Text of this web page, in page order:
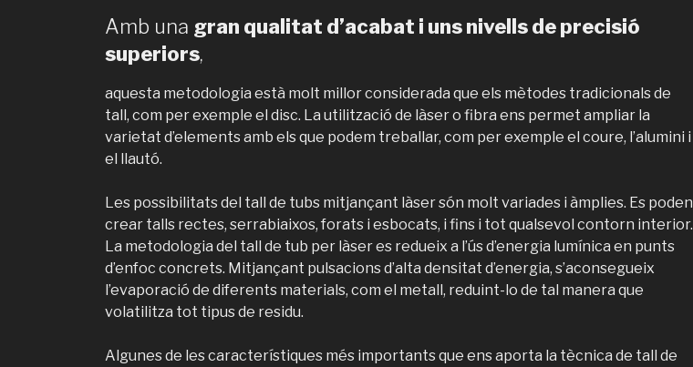
Amb una gran qualitat d’acabat i uns nivells de precisió
superiors,
aquesta metodologia està molt millor considerada que els mètodes tradicionals de
tall, com per exemple el disc. La utilització de làser o fibra ens permet ampliar la
varietat d’elements amb els que podem treballar, com per exemple el coure, l’alumini i
el llautó.
Les possibilitats del tall de tubs mitjançant làser són molt variades i àmplies. Es poden
crear talls rectes, serrabiaixos, forats i esbocats, i fins i tot qualsevol contorn interior.
La metodologia del tall de tub per làser es redueix a l’ús d’energia lumínica en punts
d’enfoc concrets. Mitjançant pulsacions d’alta densitat d’energia, s’aconsegueix
l’evaporació de diferents materials, com el metall, reduint-lo de tal manera que
volatilitza tot tipus de residu.
Algunes de les característiques més importants que ens aporta la tècnica de tall de